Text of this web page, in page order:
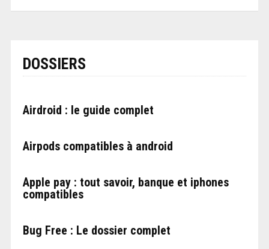
DOSSIERS
Airdroid : le guide complet
Airpods compatibles à android
Apple pay : tout savoir, banque et iphones
compatibles
Bug Free : Le dossier complet